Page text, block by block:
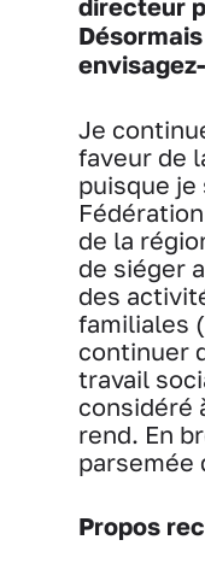
directeur
Je
faveur de
puisque
de la
de siéger
des
familiales
continuer
travail
considéré
rend. En
parsemée
Propos